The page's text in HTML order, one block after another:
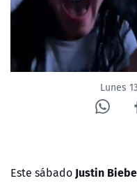
CORPORATIVO Y
CANAL DE DENUNCIAS
ÁREA DE PROYECTOS
Lunes
Este sábadoJustin